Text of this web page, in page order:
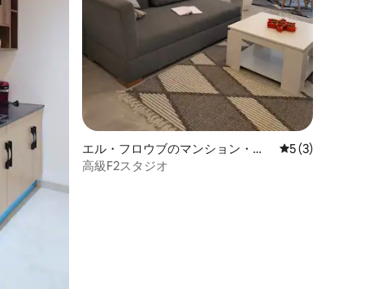
エル・フロウブのマンション・ア
パート
レビュー3件、5
5 (3)
高級F2スタジオ